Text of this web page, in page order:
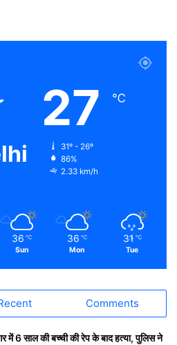
27 ℃
31º - 26º
86%
2.33 km/h
36 ℃
Sun
36 ℃
Mon
31 ℃
Tue
Comments
में 6 साल की बच्ची की रेप के बाद हत्या, पुलिस ने